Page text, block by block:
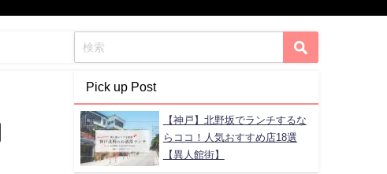
Pick up Post
【神戸】北野坂でランチするな
らココ！人気おすすめ店18選
【異人館街】